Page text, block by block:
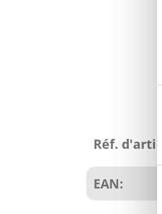
du
produit
Réf.
EAN: